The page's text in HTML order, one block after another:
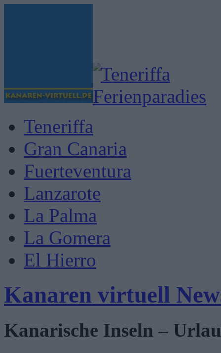
Teneriffa
Gran Canaria
Fuerteventura
Lanzarote
La Palma
La Gomera
El Hierro
Kanaren virtuell
Kanarische Inseln –